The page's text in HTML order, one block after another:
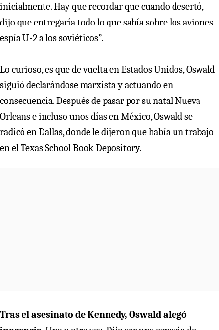
inicialmente. Hay que recordar que cuando desertó,
dijo que entregaría todo lo que sabía sobre los aviones
espía U-2 a los soviéticos”.
Lo curioso, es que de vuelta en Estados Unidos, Oswald
siguió declarándose marxista y actuando en
consecuencia. Después de pasar por su natal Nueva
Orleans e incluso unos días en México, Oswald se
radicó en Dallas, donde le dijeron que había un trabajo
en el Texas School Book Depository.
Tras el asesinato de Kennedy, Oswald alegó